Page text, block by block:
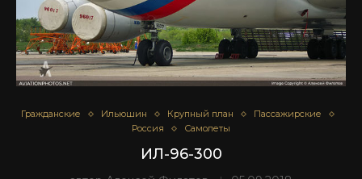
Гражданские Ильюшин Крупный план
Пассажирские
Россия
Самолеты
ИЛ-96-300